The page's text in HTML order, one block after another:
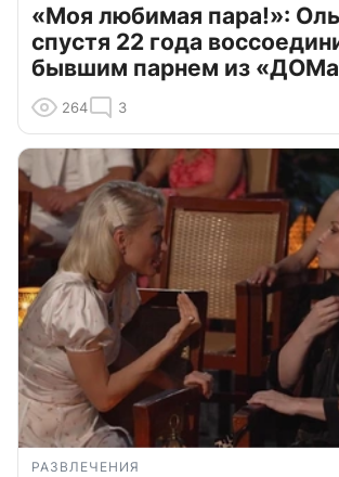
«Моя любимая пара!»:
спустя 22 года
бывшим парнем из
264 3
РАЗВЛЕЧЕНИЯ